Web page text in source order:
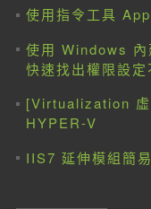
使用指令工具
使用 Windows
快速找出權限設
[Virtualization 虛
HYPER-V
IIS7 延伸模組簡